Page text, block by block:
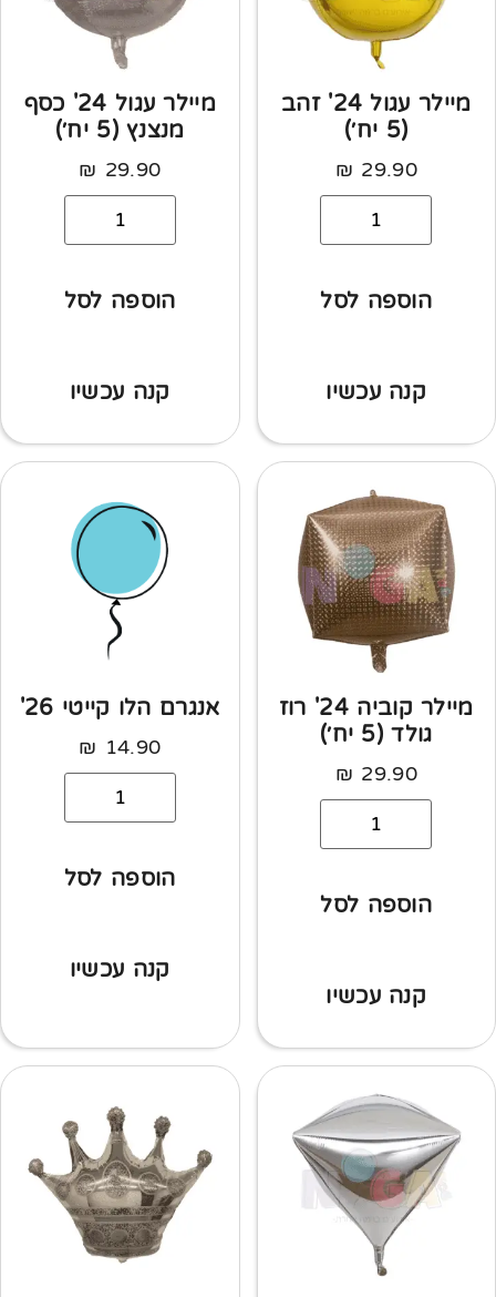
מיילר עגול 24' זהב
(5 יח׳)
29.90
₪
הוספה לסל
קנה עכשיו
מיילר עגול 24' כסף
מנצנץ (5 יח׳)
29.90
₪
הוספה לסל
קנה עכשיו
מיילר קוביה 24' רוז
גולד (5 יח׳)
29.90
₪
הוספה לסל
קנה עכשיו
אנגרם הלו קייטי 26'
14.90
₪
הוספה לסל
קנה עכשיו